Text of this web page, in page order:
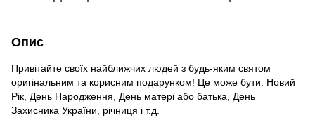
Опис
Привітайте своїх найближчих людей з будь-яким святом
оригінальним та корисним подарунком! Це може бути: Новий
Рік, День Народження, День матері або батька, День
Захисника України, річниця і т.д.